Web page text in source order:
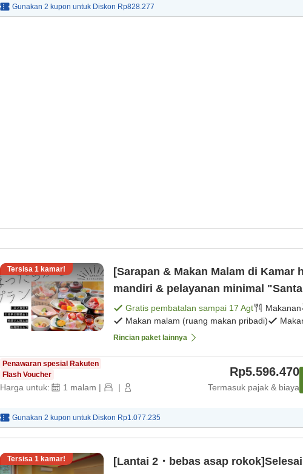
Gunakan 2 kupon untuk Diskon Rp828.277
Tersisa 1 kamar!
[Sarapan & Makan Malam di Kamar
mandiri & pelayanan minimal
malam dengan tiga jenis dag
Gratis pembatalan sampai 17 Agt Makanan
Makan malam (ruang makan pribadi)
Rincian paket lainnya
Penawaran spesial Rakuten
Flash Voucher
Harga untuk: 1 malam | |
Rp5.596.470
Termasuk pajak & biaya
Gunakan 2 kupon untuk Diskon Rp1.077.235
Tersisa 1 kamar!
[Lantai 2・bebas asap